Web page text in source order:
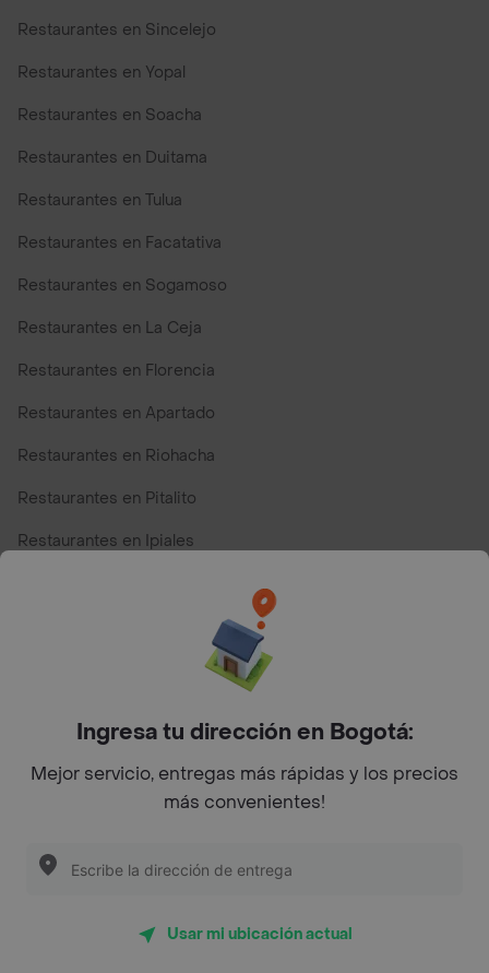
Restaurantes en Sincelejo
Restaurantes en Yopal
Restaurantes en Soacha
Restaurantes en Duitama
Restaurantes en Tulua
Restaurantes en Facatativa
Restaurantes en Sogamoso
Restaurantes en La Ceja
Restaurantes en Florencia
Restaurantes en Apartado
Restaurantes en Riohacha
Restaurantes en Pitalito
Restaurantes en Ipiales
Top Marcas y Cadenas de Restaurantes
Encuéntranos en estos países
App Store Google play
Restaurantes cerca de mi para pedir Comida a Domicilio -
Ingresa tu dirección en Bogotá:
Mejor servicio, entregas más rápidas y los precios
más convenientes!
Usar mi ubicación actual